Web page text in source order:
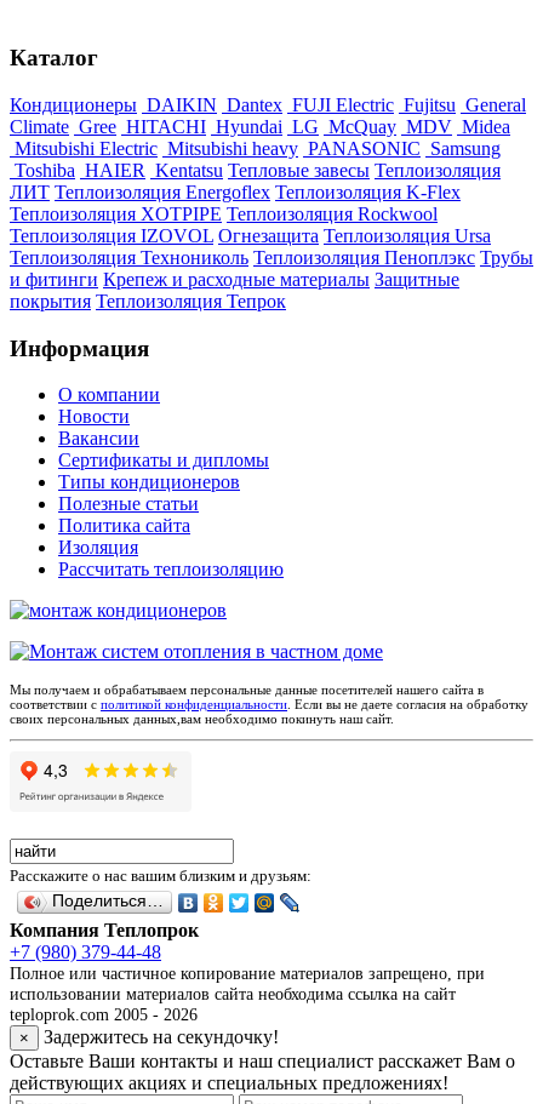
Каталог
Кондиционеры DAIKIN Dantex FUJI Electric Fujitsu General
Climate Gree HITACHI Hyundai LG McQuay MDV Midea
Mitsubishi Electric Mitsubishi heavy PANASONIC Samsung
Toshiba HAIER Kentatsu Тепловые завесы Теплоизоляция
ЛИТ Теплоизоляция Energoflex Теплоизоляция K-Flex
Теплоизоляция XOTPIPE Теплоизоляция Rockwool
Теплоизоляция IZOVOL Огнезащита Теплоизоляция Ursa
Теплоизоляция Технониколь Теплоизоляция Пеноплэкс Трубы
и фитинги Крепеж и расходные материалы Защитные
покрытия Теплоизоляция Тепрок
Информация
О компании
Новости
Вакансии
Сертификаты и дипломы
Типы кондиционеров
Полезные статьи
Политика сайта
Изоляция
Рассчитать теплоизоляцию
Мы получаем и обрабатываем персональные данные посетителей нашего сайта в
соответствии с политикой конфиденциальности. Если вы не даете согласия на обработку
своих персональных данных,вам необходимо покинуть наш сайт.
Расскажите о нас вашим близким и друзьям:
Поделиться…
Компания Теплопрок
+7 (980) 379-44-48
Полное или частичное копирование материалов запрещено, при
использовании материалов сайта необходима ссылка на сайт
teploprok.com 2005 - 2026
×
Задержитесь на секундочку!
Оставьте Ваши контакты и наш специалист расскажет Вам о
действующих акциях и специальных предложениях!